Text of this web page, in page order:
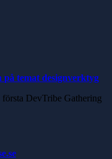
temat designverktyg
DevTribe Gathering